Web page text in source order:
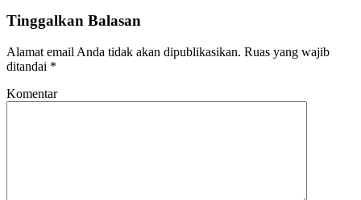
Tinggalkan Balasan
Alamat email Anda tidak akan dipublikasikan. Ruas yang wajib
ditandai *
Komentar